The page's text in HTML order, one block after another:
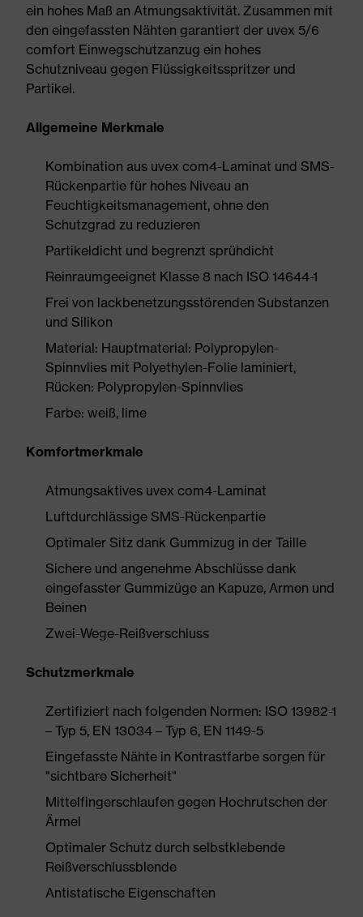
ein hohes Maß an Atmungsaktivität. Zusammen mit
den eingefassten Nähten garantiert der uvex 5/6
comfort Einwegschutzanzug ein hohes
Schutzniveau gegen Flüssigkeitsspritzer und
Partikel.
Allgemeine Merkmale
Kombination aus uvex com4-Laminat und SMS-
Rückenpartie für hohes Niveau an
Feuchtigkeitsmanagement, ohne den
Schutzgrad zu reduzieren
Partikeldicht und begrenzt sprühdicht
Reinraumgeeignet Klasse 8 nach ISO 14644-1
Frei von lackbenetzungsstörenden Substanzen
und Silikon
Material: Hauptmaterial: Polypropylen-
Spinnvlies mit Polyethylen-Folie laminiert,
Rücken: Polypropylen-Spinnvlies
Farbe: weiß, lime
Komfortmerkmale
Atmungsaktives uvex com4-Laminat
Luftdurchlässige SMS-Rückenpartie
Optimaler Sitz dank Gummizug in der Taille
Sichere und angenehme Abschlüsse dank
eingefasster Gummizüge an Kapuze, Armen und
Beinen
Zwei-Wege-Reißverschluss
Schutzmerkmale
Zertifiziert nach folgenden Normen: ISO 13982-1
– Typ 5, EN 13034 – Typ 6, EN 1149-5
Eingefasste Nähte in Kontrastfarbe sorgen für
"sichtbare Sicherheit"
Mittelfingerschlaufen gegen Hochrutschen der
Ärmel
Optimaler Schutz durch selbstklebende
Reißverschlussblende
Antistatische Eigenschaften